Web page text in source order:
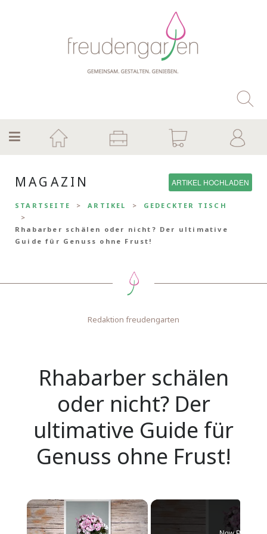
MAGAZIN ARTIKEL HOCHLADEN
STARTSEITE ARTIKEL GEDECKTER TISCH
Rhabarber schälen oder nicht? Der ultimative
Guide für Genuss ohne Frust!
Redaktion freudengarten
Rhabarber schälen
oder nicht? Der
ultimative Guide für
Genuss ohne Frust!